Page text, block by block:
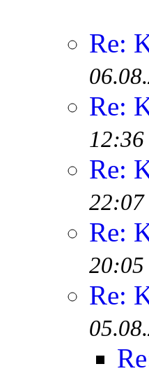
Re:
Re:
12:36
Re:
22:07
Re:
20:05
Re: